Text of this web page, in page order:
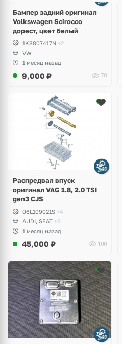
Бампер задний оригинал
Volkswagen Scirocco
дорест, цвет белый
1K8807417N +2
VW
1 месяц назад
9,000 ₽ 78
Распредвал впуск
оригинал VAG 1.8, 2.0 TSI
gen3 CJS
06L109021S +4
AUDI, SEAT +2
1 месяц назад
45,000 ₽ 100
2 фото
2 фото